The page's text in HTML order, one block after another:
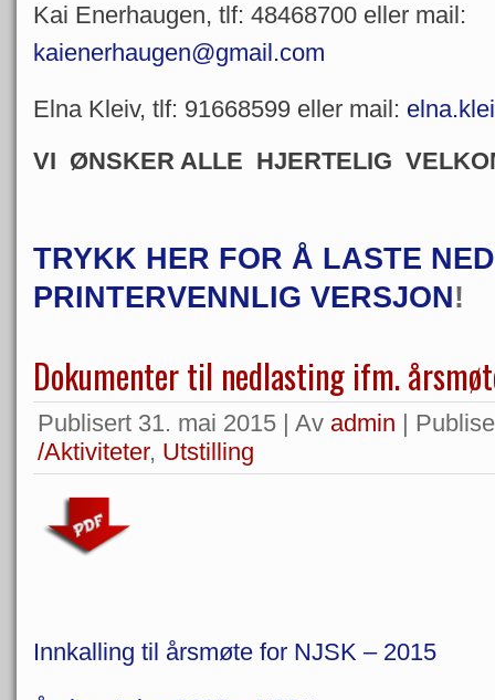
Kai Enerhaugen, tlf: 48468700 eller mail:
kaienerhaugen@gmail.com
Elna Kleiv, tlf: 91668599 eller mail:
VI ØNSKER ALLE HJERTELIG
TRYKK HER FOR Å LASTE NED
PRINTERVENNLIG VERSJON!
Dokumenter til nedlasting ifm.
Publisert 31. mai 2015 | Av admin |
/Aktiviteter, Utstilling
Innkalling til årsmøte for NJSK – 2015